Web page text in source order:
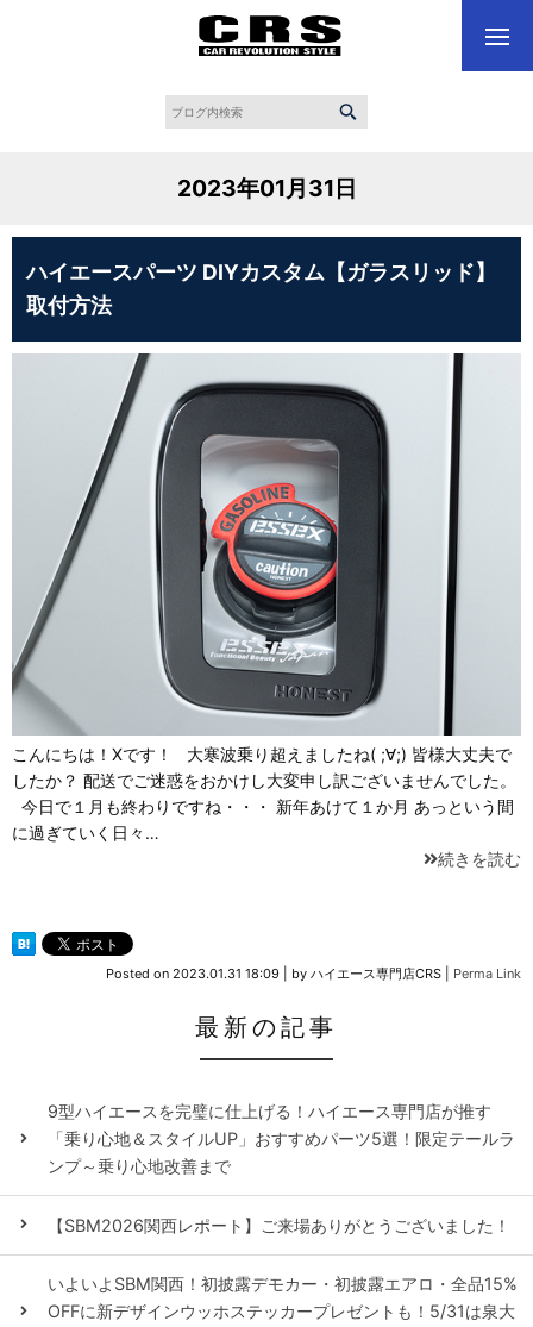
2023年01月31日
ハイエースパーツ DIYカスタム【ガラスリッド】
取付方法
こんにちは！Xです！ 大寒波乗り超えましたね( ;∀;) 皆様大丈夫で
したか？ 配送でご迷惑をおかけし大変申し訳ございませんでした。
今日で１月も終わりですね・・・ 新年あけて１か月 あっという間
に過ぎていく日々…
続きを読む
Posted on 2023.01.31 18:09 by ハイエース専門店CRS Perma Link
最新の記事
9型ハイエースを完璧に仕上げる！ハイエース専門店が推す
「乗り心地＆スタイルUP」おすすめパーツ5選！限定テールラ
ンプ～乗り心地改善まで
【SBM2026関西レポート】ご来場ありがとうございました！
いよいよSBM関西！初披露デモカー・初披露エアロ・全品15%
OFFに新デザインウッホステッカープレゼントも！5/31は泉大